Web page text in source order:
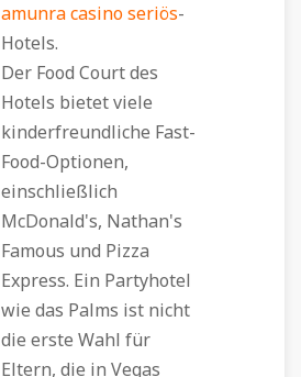
amunra casino seriös-
Hotels.
Der Food Court des
Hotels bietet viele
kinderfreundliche Fast-
Food-Optionen,
einschließlich
McDonald's, Nathan's
Famous und Pizza
Express. Ein Partyhotel
wie das Palms ist nicht
die erste Wahl für
Eltern, die in Vegas